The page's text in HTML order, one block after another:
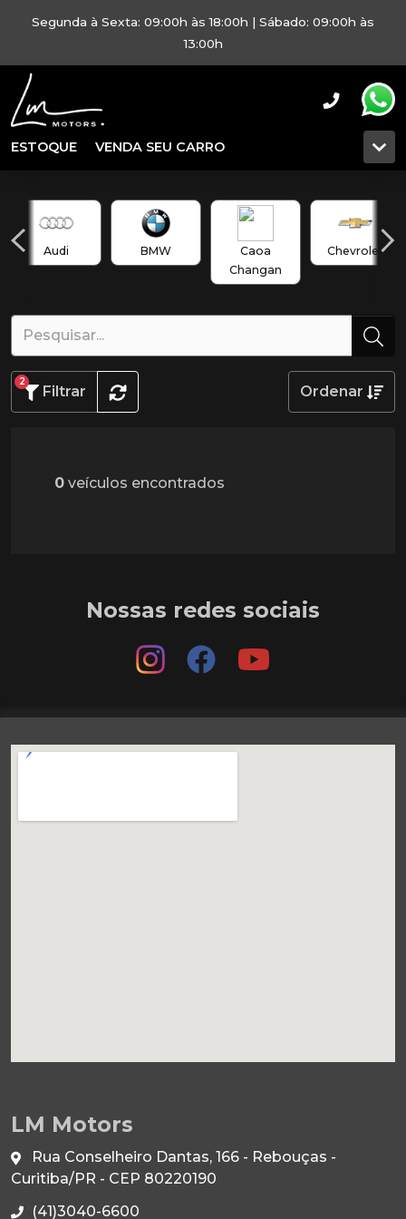
Segunda à Sexta: 09:00h às 18:00h | Sábado: 09:00h às
13:00h
ESTOQUE VENDA SEU CARRO
Audi BMW
Caoa
Changan
Chevrolet
Filtrar
2
Ordenar
0 veículos encontrados
Nossas redes sociais
LM Motors
Rua Conselheiro Dantas, 166 - Rebouças -
Curitiba/PR - CEP 80220190
(41)3040-6600